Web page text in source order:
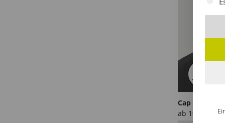
Cap Baseball
ab 10,03 /